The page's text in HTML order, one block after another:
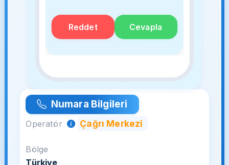
Reddet Cevapla
Numara Bilgileri
Operatör Çağrı Merkezi
Bölge
Türkiye